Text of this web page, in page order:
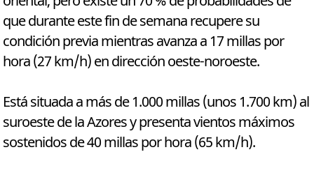
que durante este fin de semana recupere su
condición previa mientras avanza a 17 millas por
hora (27 km/h) en dirección oeste-noroeste.
Está situada a más de 1.000 millas (unos 1.700 km) al
suroeste de la Azores y presenta vientos máximos
sostenidos de 40 millas por hora (65 km/h).